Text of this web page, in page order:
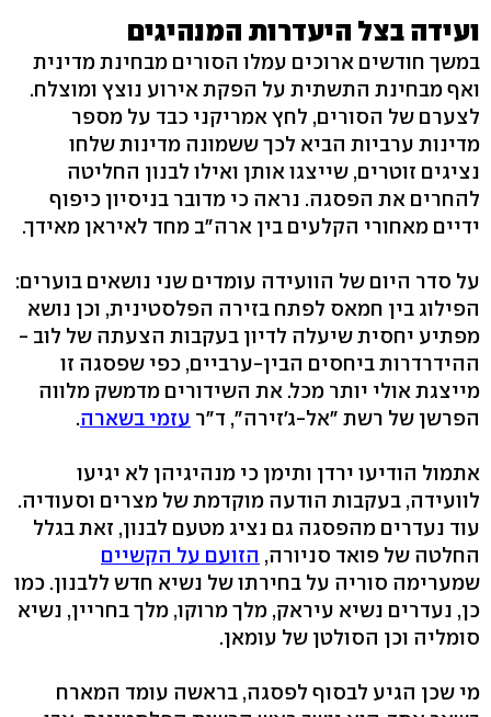
ועידה בצל היעדרות המנהיגים
במשך חודשים ארוכים עמלו הסורים מבחינת מדינית
ואף מבחינת התשתית על הפקת אירוע נוצץ ומוצלח.
לצערם של הסורים, לחץ אמריקני כבד על מספר
מדינות ערביות הביא לכך ששמונה מדינות שלחו
נציגים זוטרים, שייצגו אותן ואילו לבנון החליטה
להחרים את הפסגה. נראה כי מדובר בניסיון כיפוף
ידיים מאחורי הקלעים בין ארה"ב מחד לאיראן מאידך.
על סדר היום של הוועידה עומדים שני נושאים בוערים:
הפילוג בין חמאס לפתח בזירה הפלסטינית, וכן נושא
מפתיע יחסית שיעלה לדיון בעקבות הצעתה של לוב -
ההידרדרות ביחסים הבין-ערביים, כפי שפסגה זו
מייצגת אולי יותר מכל. את השידורים מדמשק מלווה
הפרשן של רשת "אל-ג'זירה", ד"ר עזמי בשארה.
אתמול הודיעו ירדן ותימן כי מנהיגיהן לא יגיעו
לוועידה, בעקבות הודעה מוקדמת של מצרים וסעודיה.
עוד נעדרים מהפסגה גם נציג מטעם לבנון, זאת בגלל
החלטה של פואד סניורה, הזועם על הקשיים
שמערימה סוריה על בחירתו של נשיא חדש ללבנון. כמו
כן, נעדרים נשיא עיראק, מלך מרוקו, מלך בחריין, נשיא
סומליה וכן הסולטן של עומאן.
מי שכן הגיע לבסוף לפסגה, בראשה עומד המארח